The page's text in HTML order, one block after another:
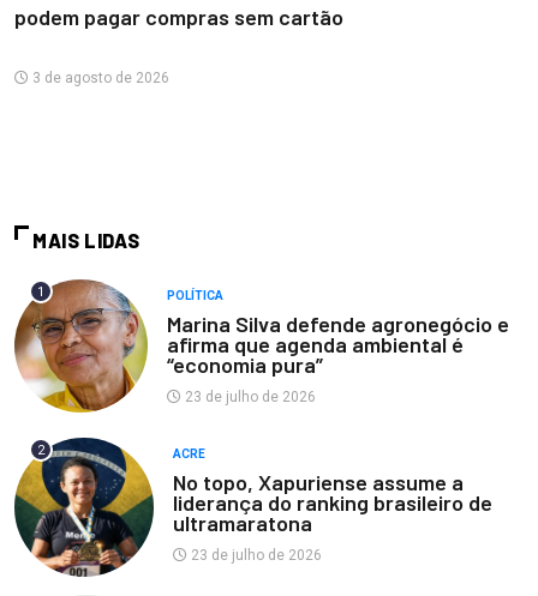
podem pagar compras sem cartão
3 de agosto de 2026
MAIS LIDAS
1 POLÍTICA
Marina Silva defende agronegócio e
afirma que agenda ambiental é
“economia pura”
23 de julho de 2026
2 ACRE
No topo, Xapuriense assume a
liderança do ranking brasileiro de
ultramaratona
23 de julho de 2026